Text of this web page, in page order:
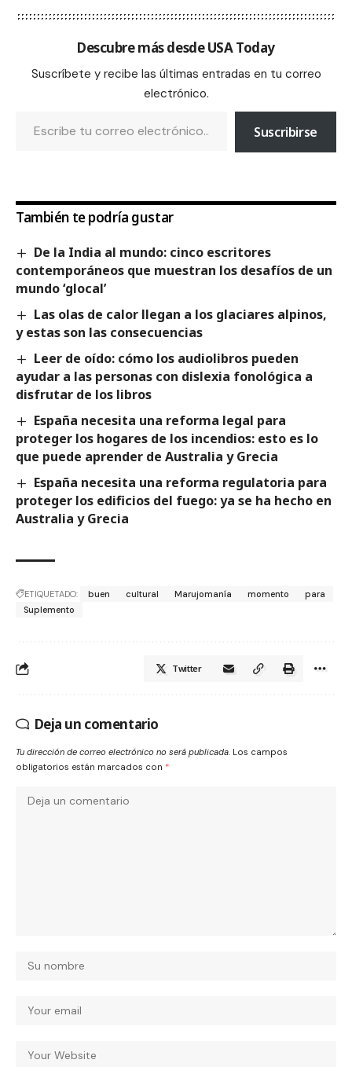
Descubre más desde USA Today
Suscríbete y recibe las últimas entradas en tu correo
electrónico.
Suscribirse
También te podría gustar
De la India al mundo: cinco escritores
contemporáneos que muestran los desafíos de un
mundo ‘glocal’
Las olas de calor llegan a los glaciares alpinos,
y estas son las consecuencias
Leer de oído: cómo los audiolibros pueden
ayudar a las personas con dislexia fonológica a
disfrutar de los libros
España necesita una reforma legal para
proteger los hogares de los incendios: esto es lo
que puede aprender de Australia y Grecia
España necesita una reforma regulatoria para
proteger los edificios del fuego: ya se ha hecho en
Australia y Grecia
ETIQUETADO: buen cultural Marujomanía momento
para
Suplemento
Twitter
Deja un comentario
Tu dirección de correo electrónico no será publicada. Los campos
obligatorios están marcados con *